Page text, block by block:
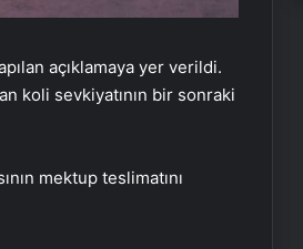
açıklamaya yer verildi.
koli sevkiyatının bir sonraki
mektup teslimatını